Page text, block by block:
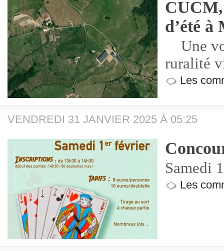
d’été à
Une
ruralité
Les
VENDREDI 31 JANVIER 2025 À 05:25
Samedi
Les